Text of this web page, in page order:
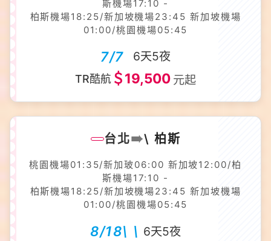
斯機場17:10 -
柏斯機場18:25/新加坡機場23:45 新加坡機場
01:00/桃園機場05:45
7/7 6天5夜
TR酷航 ＄19,500 元起
台北➠\ 柏斯
桃園機場01:35/新加玻06:00 新加坡12:00/柏
斯機場17:10 -
柏斯機場18:25/新加坡機場23:45 新加坡機場
01:00/桃園機場05:45
8/18\ \ 6天5夜